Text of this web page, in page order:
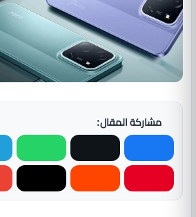
مشاركة المقال: